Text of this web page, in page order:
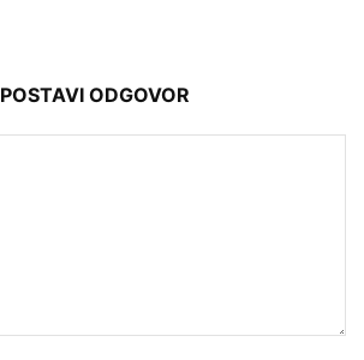
POSTAVI ODGOVOR